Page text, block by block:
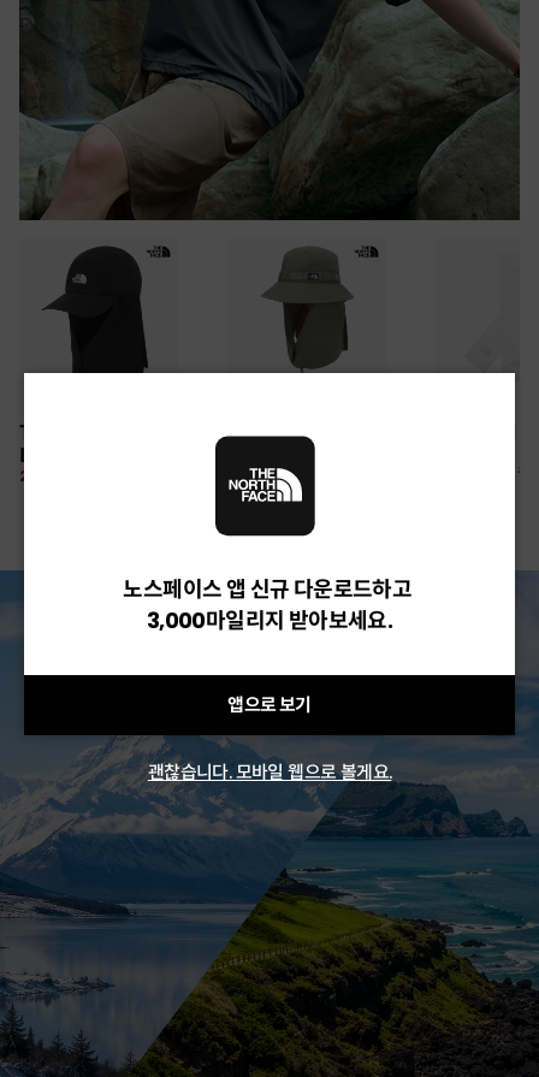
TNF LIGHT SHIELD
EX CAP
28%
CAMP WEBBING
SHIELD HAT
67,500 원
10% 26,100 원
여름 탈출 원정대
뉴질랜드 & 제주도 여행권 증정 찬스
노스페이스 앱 신규 다운로드하고
3,000마일리지 받아보세요.
앱으로 보기
괜찮습니다. 모바일 웹으로 볼게요.